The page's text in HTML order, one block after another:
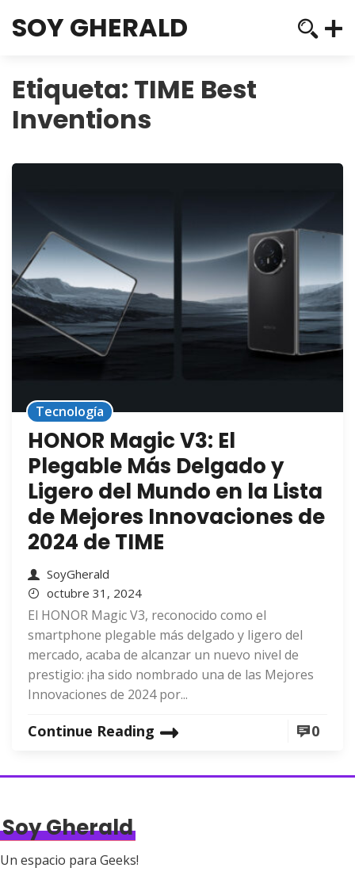
SOY GHERALD
Etiqueta: TIME Best
Inventions
Tecnología
HONOR Magic V3: El
Plegable Más Delgado y
Ligero del Mundo en la Lista
de Mejores Innovaciones de
2024 de TIME
SoyGherald
octubre 31, 2024
El HONOR Magic V3, reconocido como el
smartphone plegable más delgado y ligero del
mercado, acaba de alcanzar un nuevo nivel de
prestigio: ¡ha sido nombrado una de las Mejores
Innovaciones de 2024 por...
Continue Reading 0
Soy Gherald
Un espacio para Geeks!